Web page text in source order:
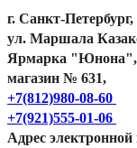
г. Санкт-Петербург,
ул. Маршала
Ярмарка "Юнона",
магазин № 631,
+7(812)980-08-60
+7(921)555-01-06
Адрес